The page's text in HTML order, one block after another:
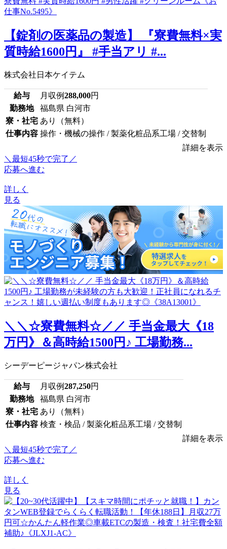
【錠剤の医薬品の製造】 『寮費無料×実
質時給1600円』 #手当アリ #...
株式会社日本ケイテム
給与 月収例288,000円
勤務地
福島県 白河市
寮・社宅 あり（無料）
仕事内容 操作・機械の操作 / 製薬化粧品系工場 / 交替制
詳細を表示
＼最短45秒で完了／
応募へ進む
詳しく
見る
＼＼☆寮費無料☆／／ 手当金最大《18
万円》＆高時給1500円♪ 工場勤務...
シーデーピージャパン株式会社
給与 月収例287,250円
勤務地
福島県 白河市
寮・社宅 あり（無料）
仕事内容 検査・検品 / 製薬化粧品系工場 / 交替制
詳細を表示
＼最短45秒で完了／
応募へ進む
詳しく
見る